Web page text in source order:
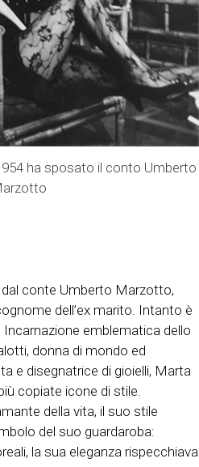
ha sposato il conto Umberto
conte Umberto Marzotto,
dell’ex marito. Intanto è
Incarnazione emblematica dello
donna di mondo ed
e disegnatrice di gioielli, Marta
copiate icone di stile.
della vita, il suo stile
del suo guardaroba:
la sua eleganza rispecchiava